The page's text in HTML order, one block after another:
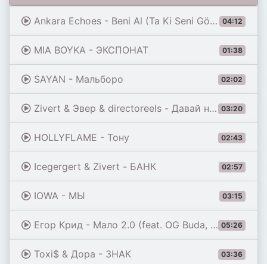
04:12
Ankara Echoes - Beni Al (Ta Ki Seni Görene Kadar) [Beni Al Afro House Remix]
01:38
MIA BOYKA - ЭКСПОНАТ
02:02
SAYAN - Мальборо
03:20
Zivert & Эвер & directoreels - Давай на самый верх
02:43
HOLLYFLAME - Тону
02:57
Icegergert & Zivert - БАНК
03:15
IOWA - МЫ
05:26
Егор Крид - Мало 2.0 (feat. OG Buda, Toxi$, Мэйби Бэйби, Baby Cute, Дора, madk1d & тёмный принц)
03:36
Toxi$ & Дора - ЗНАК